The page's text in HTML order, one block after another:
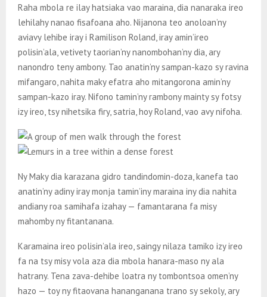
Raha mbola re ilay hatsiaka vao maraina, dia nanaraka ireo
lehilahy nanao fisafoana aho. Nijanona teo anoloan’ny
aviavy lehibe iray i Ramilison Roland, iray amin’ireo
polisin’ala, vetivety taorian’ny nanombohan’ny dia, ary
nanondro teny ambony. Tao anatin’ny sampan-kazo sy ravina
mifangaro, nahita maky efatra aho mitangorona amin’ny
sampan-kazo iray. Nifono tamin’ny rambony mainty sy fotsy
izy ireo, tsy nihetsika firy, satria, hoy Roland, vao avy nifoha.
Ny Maky dia karazana gidro tandindomin-doza, kanefa tao
anatin’ny adiny iray monja tamin’iny maraina iny dia nahita
andiany roa samihafa izahay — famantarana fa misy
mahomby ny fitantanana.
Karamaina ireo polisin’ala ireo, saingy nilaza tamiko izy ireo
fa na tsy misy vola aza dia mbola hanara-maso ny ala
hatrany. Tena zava-dehibe loatra ny tombontsoa omen’ny
hazo — toy ny fitaovana hananganana trano sy sekoly, ary